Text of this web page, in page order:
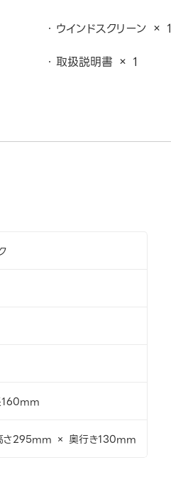
ウインドスクリーン × 1
取扱説明書 × 1
295mm × 奥行き130mm